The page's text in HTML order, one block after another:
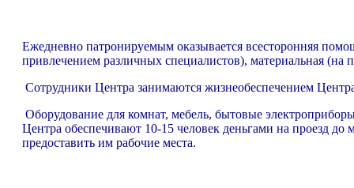
Ежедневно патронируемым оказывается всесторонняя
привлечением различных специалистов), материальная (на
Сотрудники Центра занимаются жизнеобеспечением
Оборудование для комнат, мебель, бытовые
Центра обеспечивают 10-15 человек деньгами на проезд
предоставить им рабочие места.